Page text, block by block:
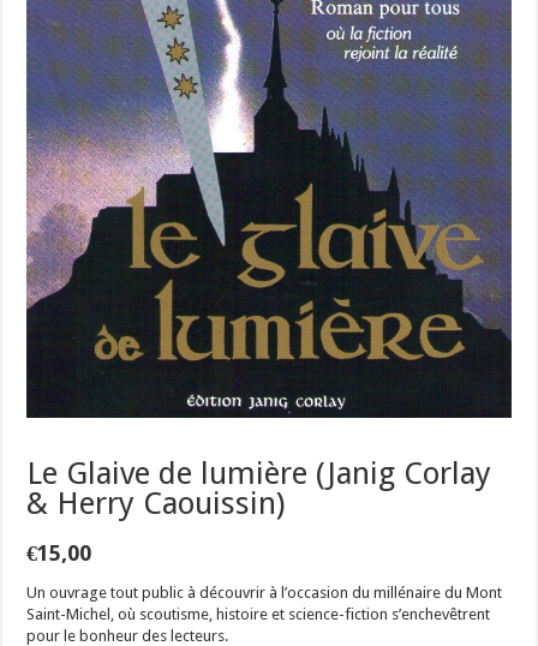
Le Glaive de lumière (Janig Corlay
& Herry Caouissin)
€15,00
Un ouvrage tout public à découvrir à l’occasion du millénaire du Mont
Saint-Michel, où scoutisme, histoire et science-fiction s’enchevêtrent
pour le bonheur des lecteurs.